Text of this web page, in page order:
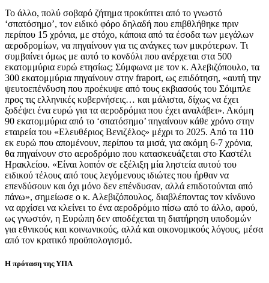
Το άλλο, πολύ σοβαρό ζήτημα προκύπτει από το γνωστό
‘σπατόσημο’, τον ειδικό φόρο δηλαδή που επιβθλήθηκε πριν
περίπου 15 χρόνια, με στόχο, κάποια από τα έσοδα των μεγάλων
αεροδρομίων, να πηγαίνουν για τις ανάγκες των μικρότερων. Τι
συμβαίνει όμως με αυτό το κονδύλι που ανέρχεται στα 500
εκατομμύρια ευρώ ετησίως; Σύμφωνα με τον κ. Αλεβιζόπουλο, τα
300 εκατομμύρια πηγαίνουν στην fraport, ως επιδότηση, «αυτή την
ψευτοεπένδυση που προέκυψε από τους εκβιασούς του Σόιμπλε
προς τις ελληνικές κυβερνήσεις… και μάλιστα, δίχως να έχει
ξοδέψει ένα ευρώ για τα αεροδρόμια που έχει αναλάβει». Ακόμη
90 εκατομμύρια από το ‘σπατόσημο’ πηγαίνουν κάθε χρόνο στην
εταιρεία του «Ελευθέριος Βενιζέλος» μέχρι το 2025. Από τα 110
εκ ευρώ που απομένουν, περίπου τα μισά, για ακόμη 6-7 χρόνια,
θα πηγαίνουν στο αεροδρόμιο που κατασκευάζεται στο Καστέλι
Ηρακλείου. «Είναι λοιπόν σε εξέλιξη μία ληστεία αυτού του
ειδικού τέλους από τους λεγόμενους ιδιώτες που ήρθαν να
επενδύσουν και όχι μόνο δεν επένδυσαν, αλλά επιδοτούνται από
πάνω», σημείωσε ο κ. Αλεβιζόπουλος, διαβλέποντας τον κίνδυνο
να αρχίσει να κλείνει το ένα αεροδρόμιο πίσω από το άλλο, αφού,
ως γνωστόν, η Ευρώπη δεν αποδέχεται τη διατήρηση υποδομών
για εθνικούς και κοινωνικούς, αλλά και οικονομικούς λόγους, μέσα
από τον κρατικό προϋπολογισμό.
Η πρόταση της ΥΠΑ